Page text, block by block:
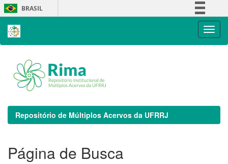
Skip
navigation
BRASIL
Repositório de Múltiplos Acervos da UFRRJ
Página de Busca